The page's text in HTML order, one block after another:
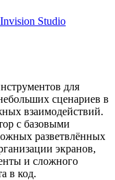
Studio
для
сценариев в
взаимодействий.
с базовыми
разветвлённых
экранов,
и сложного
в код.